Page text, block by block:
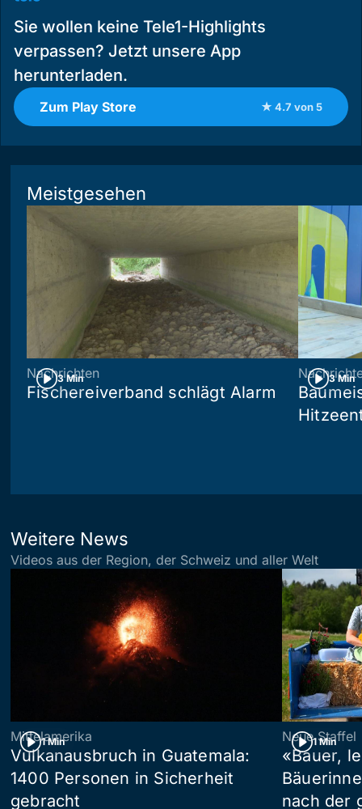
Sie wollen keine Tele1-Highlights
verpassen? Jetzt unsere App
herunterladen.
Zum Play Store ★ 4.7 von 5
Meistgesehen
3 Min
Nachrichten
Fischereiverband schlägt Alarm
3 Min
Weitere News
Videos aus der Region, der Schweiz und aller Welt
1 Min
Mittelamerika
Vulkanausbruch in Guatemala:
1400 Personen in Sicherheit
gebracht
1 Min
Neue Staffel
«Bauer,
nach der